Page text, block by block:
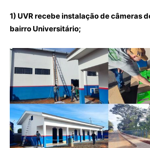
1) UVR recebe instalação de câmeras
bairro Universitário;